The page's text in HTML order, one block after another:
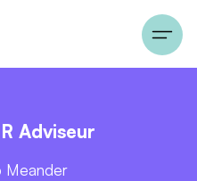
Adviseur
Meander